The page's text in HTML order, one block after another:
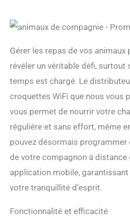
Gérer les repas de vos animaux
révéler un véritable défi, surtout
temps est chargé. Le
croquettes WiFi que nous vous
vous permet de nourrir votre
régulière et sans effort, même
pouvez désormais
de votre compagnon à distance
application mobile,
votre tranquillité d’esprit.
Fonctionnalité et efficacité